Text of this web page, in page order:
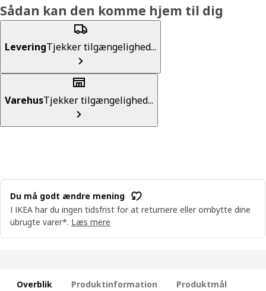
Sådan kan den komme hjem til dig
LeveringTjekker tilgængelighed...
VarehusTjekker tilgængelighed...
Du må godt ændre mening
I IKEA har du ingen tidsfrist for at returnere eller ombytte dine
ubrugte varer*. Læs mere
Overblik Produktinformation Produktmål